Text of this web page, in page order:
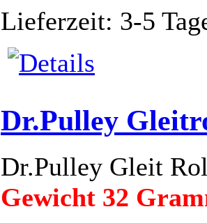
Lieferzeit: 3-5
Dr.Pulley
Dr.Pulley Gleit
Gewicht 32